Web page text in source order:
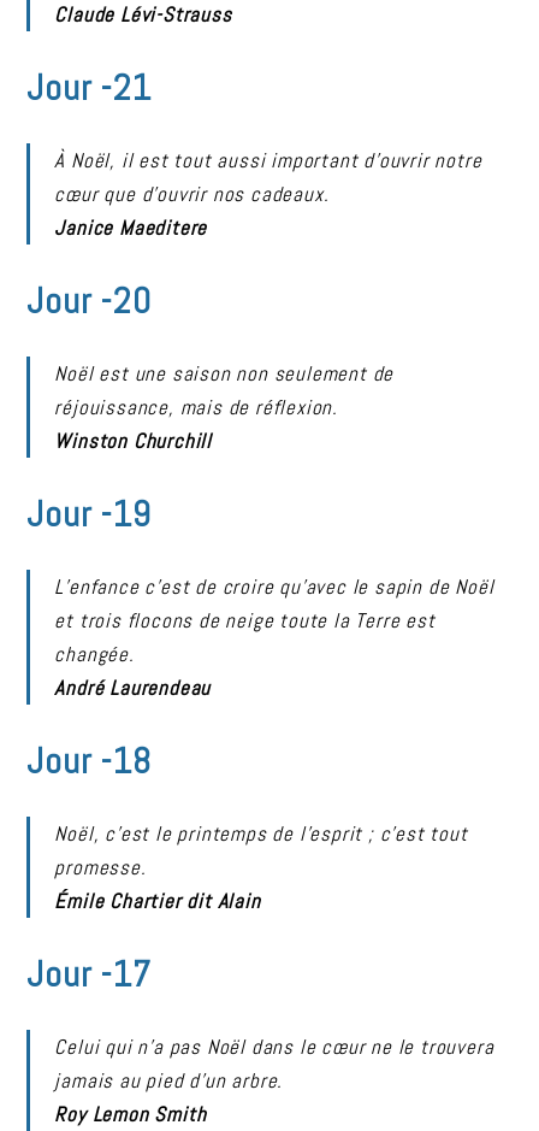
Claude Lévi-Strauss
Jour -21
À Noël, il est tout aussi important d’ouvrir notre
cœur que d’ouvrir nos cadeaux.
Janice Maeditere
Jour -20
Noël est une saison non seulement de
réjouissance, mais de réflexion.
Winston Churchill
Jour -19
L’enfance c’est de croire qu’avec le sapin de Noël
et trois flocons de neige toute la Terre est
changée.
André Laurendeau
Jour -18
Noël, c’est le printemps de l’esprit ; c’est tout
promesse.
Émile Chartier dit Alain
Jour -17
Celui qui n’a pas Noël dans le cœur ne le trouvera
jamais au pied d’un arbre.
Roy Lemon Smith